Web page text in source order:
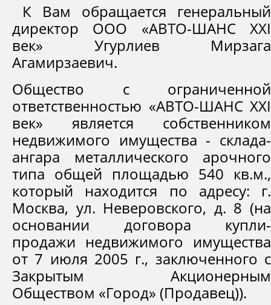
К Вам обращается генеральный
директор ООО «АВТО-ШАНС XXI
век» Угурлиев Мирзага
Агамирзаевич.
Общество с ограниченной
ответственностью «АВТО-ШАНС XXI
век» является собственником
недвижимого имущества - склада-
ангара металлического арочного
типа общей площадью 540 кв.м.,
который находится по адресу: г.
Москва, ул. Неверовского, д. 8 (на
основании договора купли-
продажи недвижимого имущества
от 7 июля 2005 г., заключенного с
Закрытым Акционерным
Обществом «Город» (Продавец)).